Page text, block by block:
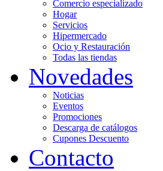
Comercio especializado
Hogar
Servicios
Hipermercado
Ocio y Restauración
Todas las tiendas
Novedades
Noticias
Eventos
Promociones
Descarga de catálogos
Cupones Descuento
Contacto